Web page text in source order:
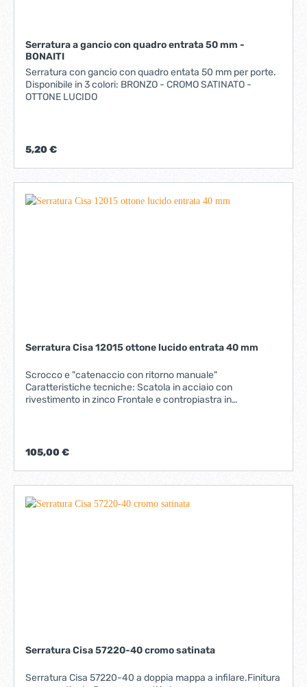
Serratura a gancio con quadro entrata 50 mm -
BONAITI
Serratura con gancio con quadro entata 50 mm per porte.
Disponibile in 3 colori: BRONZO - CROMO SATINATO -
OTTONE LUCIDO
5,20 €
Serratura Cisa 12015 ottone lucido entrata 40 mm
Scrocco e "catenaccio con ritorno manuale"
Caratteristiche tecniche: Scatola in acciaio con
rivestimento in zinco Frontale e contropiastra in
fissaggio serratura e cilindro
105,00 €
Serratura Cisa 57220-40 cromo satinata
Serratura Cisa 57220-40 a doppia mappa a infilare.Finitura